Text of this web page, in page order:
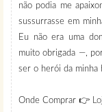
não podia me
sussurrasse em
Eu não era uma
muito obrigada —,
ser o herói da minha
Onde Comprar 👉